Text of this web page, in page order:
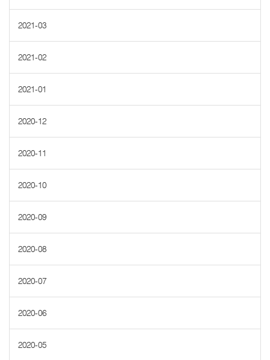
2021-03
2021-02
2021-01
2020-12
2020-11
2020-10
2020-09
2020-08
2020-07
2020-06
2020-05